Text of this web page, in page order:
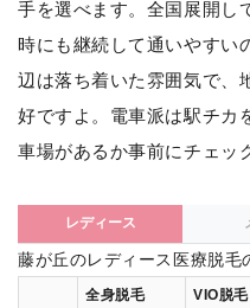
手を選べます。全国展開し
時にも継続して通いやすい
辺は落ち着いた雰囲気で、
好ですよ。電車派は駅チカ
車場があるか事前にチェッ
レディース
藤が丘のレディース医療脱毛
全身脱毛 VIO脱毛